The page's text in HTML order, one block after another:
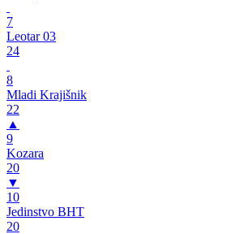
7
Leotar 03
24
8
Mladi Krajišnik
22
▲
9
Kozara
20
▼
10
Jedinstvo BHT
20